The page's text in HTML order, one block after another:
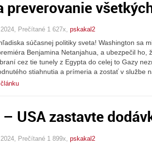
preverovanie
Prečítané 1 627x, pskakal2
súčasnej politiky sveta! Washington sa
Benjamina Netanjahua, a ubezpečil ho,
cez tie tunely z Egypta do celej to Gazy
stiahnutia a prímeria a zostať v službe
– USA zastavte
Prečítané 1 899x, pskakal2